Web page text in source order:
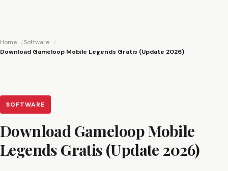
Home
Software
Download Gameloop Mobile Legends Gratis (Update 2026)
SOFTWARE
Download Gameloop Mobile
Legends Gratis (Update 2026)